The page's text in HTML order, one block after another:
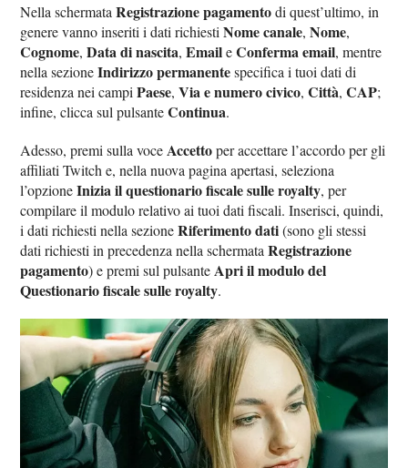
Nella schermataRegistrazione pagamentodi quest’ultimo, in
genere vanno inseriti i dati richiestiNome canale,Nome,
Cognome,Data di nascita,EmaileConferma email, mentre
nella sezioneIndirizzo permanentespecifica i tuoi dati di
residenza nei campiPaese,Via e numero civico,Città,CAP;
infine, clicca sul pulsanteContinua.
Adesso, premi sulla voceAccettoper accettare l’accordo per gli
affiliati Twitch e, nella nuova pagina apertasi, seleziona
l’opzioneInizia il questionario fiscale sulle royalty, per
compilare il modulo relativo ai tuoi dati fiscali. Inserisci, quindi,
i dati richiesti nella sezioneRiferimento dati(sono gli stessi
dati richiesti in precedenza nella schermataRegistrazione
pagamento) e premi sul pulsanteApri il modulo del
Questionario fiscale sulle royalty.